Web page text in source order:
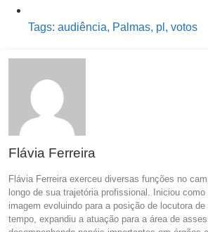
Tags: audiência, Palmas, pl , votos
Flávia Ferreira
Flávia Ferreira exerceu diversas funções no
longo de sua trajetória profissional. Iniciou
imagem evoluindo para a posição de locutora
tempo, expandiu a atuação para a área de